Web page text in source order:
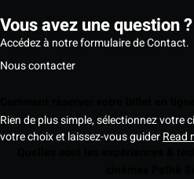
Vous avez une question ?
Accédez à notre formulaire de Contact.
Nous contacter
Rien de plus simple, sélectionnez votre
votre choix et laissez-vous guiderRead